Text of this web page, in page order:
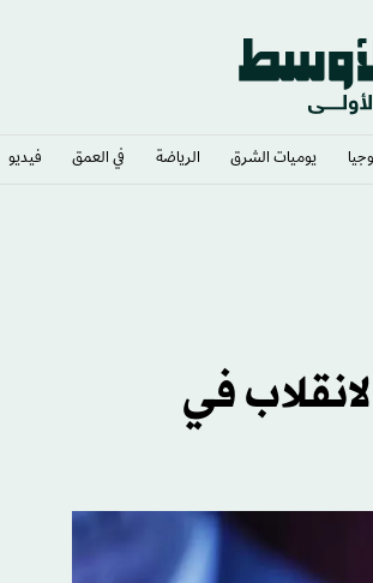
يوميات الشرق​ الرياضة في العمق فيديو
في